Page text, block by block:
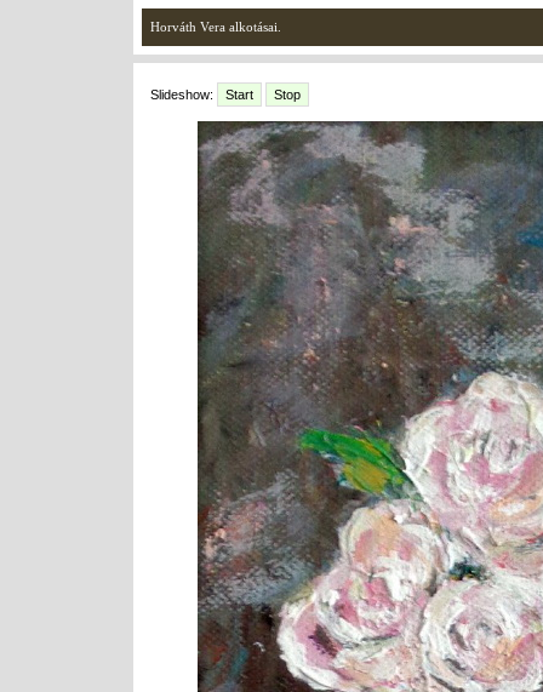
Horváth Vera alkotásai.
Slideshow: Start Stop